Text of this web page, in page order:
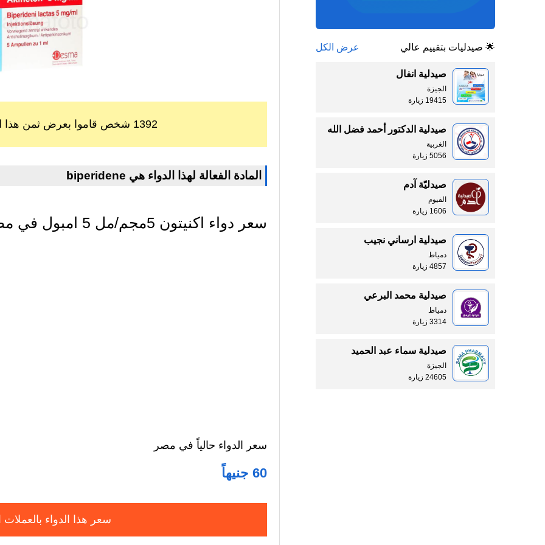
1392 شخص قاموا بعرض ثمن هذا الدواء خلال اخر 60 يوم
biperidene المادة الفعالة لهذا الدواء هي
سعر دواء اكنيتون 5مجم/مل 5 امبول في مصر اليوم
سعر الدواء حالياً في مصر
60 جنيهاً
سعر هذا الدواء بالعملات
🌟 صيدليات بتقييم عالي عرض الكل
صيدلية انفال
الجيزة
19415 زيارة
صيدلية الدكتور أحمد فضل الله
الغربية
5056 زيارة
صيدليّة آدم
الفيوم
1606 زيارة
صيدلية ارساني نجيب
دمياط
4857 زيارة
صيدلية محمد البرعي
دمياط
3314 زيارة
صيدلية سماء عبد الحميد
الجيزة
24605 زيارة